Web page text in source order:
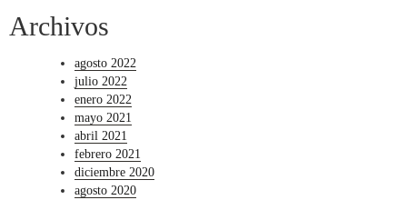
Archivos
agosto 2022
julio 2022
enero 2022
mayo 2021
abril 2021
febrero 2021
diciembre 2020
agosto 2020